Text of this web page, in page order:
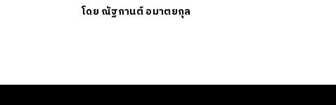
โดย ณัฐกานต์ อมาตยกุล